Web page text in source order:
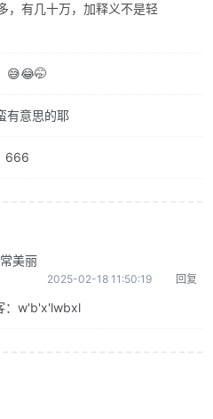
，有几十万，加释义不是轻
😅😂🤭
有意思的耶
666
美丽
2025-02-18 11:50:19 回复
：w'b'x'lwbxl